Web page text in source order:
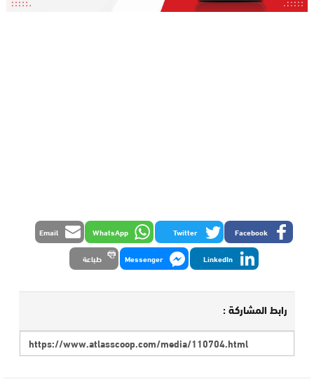
Facebook
Twitter
WhatsApp
Email
LinkedIn
Messenger طباعة
رابط المشاركة :